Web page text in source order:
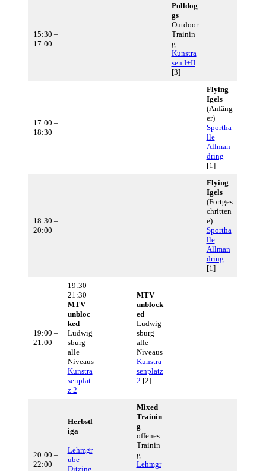
15:30 –
17:00
Pulldog
gs
Outdoor
Trainin
g
Kunstra
sen I+II
[3]
17:00 –
18:30
Flying
Igels
(Anfäng
er)
Sportha
lle
Allman
dring
[1]
18:30 –
20:00
Flying
Igels
(Fortges
chritten
e)
Sportha
lle
Allman
dring
[1]
19:00 –
21:00
19:30-
21:30
MTV
unbloc
ked
Ludwig
sburg
alle
Niveaus
Kunstra
senplat
z 2
MTV
unblock
ed
Ludwig
sburg
alle
Niveaus
Kunstra
senplatz
2 [2]
20:00 –
22:00
Herbstl
iga
Lehmgr
ube
Ditzing
Mixed
Trainin
g
offenes
Trainin
g
Lehmgr